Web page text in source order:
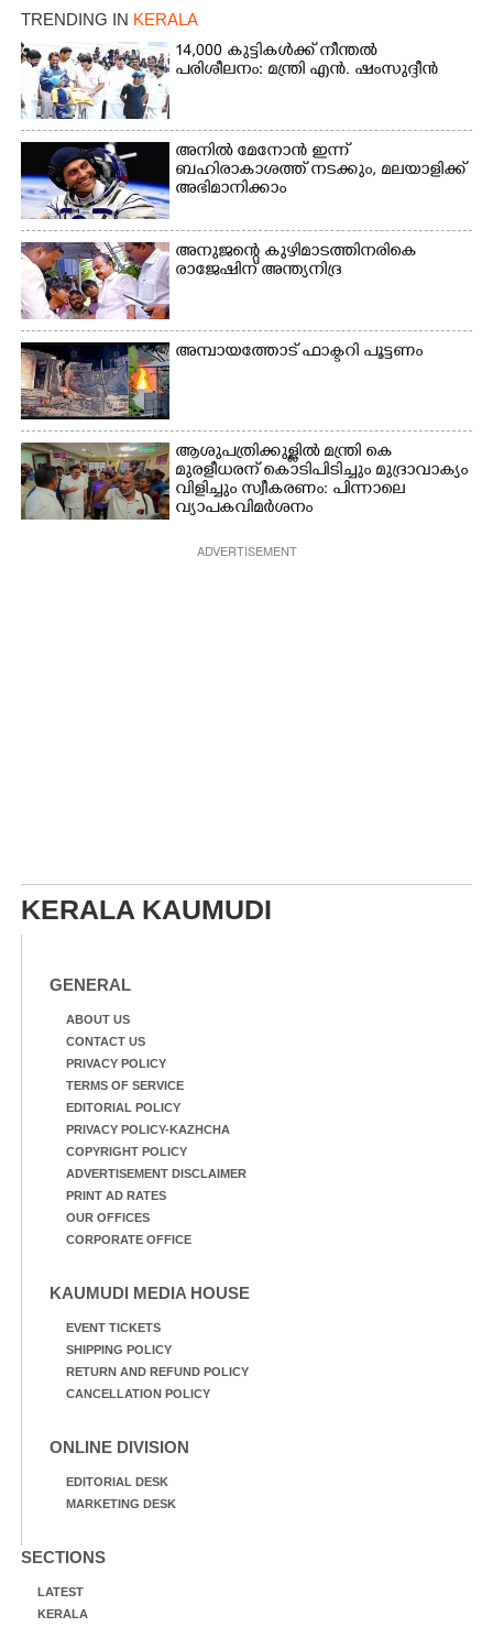
വെള്ളത്തിലൂടെ
നടന്നുവരുന്നവരെ
നായ. ഫോട്ടോ: കെ.വിശ്വജി
ത്ത്
TRENDING IN KERALA
14,000 കുട്ടികൾക്ക് നീന്തൽ
പരിശീലനം: മന്ത്രി എൻ. ഷംസുദ്ദീൻ
അനിൽ മേനോൻ ഇന്ന്
ബഹിരാകാശത്ത് നടക്കും, മലയാളിക്ക്
അഭിമാനിക്കാം
അനുജന്റെ കുഴിമാടത്തിനരികെ
രാജേഷിന് അന്ത്യനിദ്ര
അമ്പായത്തോട് ഫാക്ടറി പൂട്ടണം
ആശുപത്രിക്കുള്ളിൽ മന്ത്രി കെ
മുരളീധരന് കൊടിപിടിച്ചും മുദ്രാവാക്യം
വിളിച്ചും സ്വീകരണം: പിന്നാലെ
വ്യാപകവിമർശനം
ADVERTISEMENT
KERALA KAUMUDI
GENERAL
ABOUT US
CONTACT US
PRIVACY POLICY
TERMS OF SERVICE
EDITORIAL POLICY
PRIVACY POLICY-KAZHCHA
COPYRIGHT POLICY
ADVERTISEMENT DISCLAIMER
PRINT AD RATES
OUR OFFICES
CORPORATE OFFICE
KAUMUDI MEDIA HOUSE
EVENT TICKETS
SHIPPING POLICY
RETURN AND REFUND POLICY
CANCELLATION POLICY
ONLINE DIVISION
EDITORIAL DESK
MARKETING DESK
SECTIONS
LATEST
KERALA